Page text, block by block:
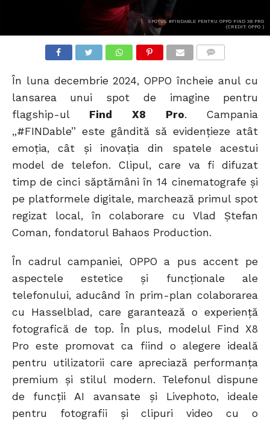
SPOTUL #FINDABLE PENTRU OPPO FIND X8 PRO
(CREDIT: OPPO )
În luna decembrie 2024, OPPO încheie anul cu
lansarea unui spot de imagine pentru
flagship-ul Find X8 Pro. Campania
„#FINDable” este gândită să evidențieze atât
emoția, cât și inovația din spatele acestui
model de telefon. Clipul, care va fi difuzat
timp de cinci săptămâni în 14 cinematografe și
pe platformele digitale, marchează primul spot
regizat local, în colaborare cu Vlad Ștefan
Coman, fondatorul Bahaos Production.
În cadrul campaniei, OPPO a pus accent pe
aspectele estetice și funcționale ale
telefonului, aducând în prim-plan colaborarea
cu Hasselblad, care garantează o experiență
fotografică de top. În plus, modelul Find X8
Pro este promovat ca fiind o alegere ideală
pentru utilizatorii care apreciază performanța
premium și stilul modern. Telefonul dispune
de funcții AI avansate și Livephoto, ideale
pentru fotografii și clipuri video cu o